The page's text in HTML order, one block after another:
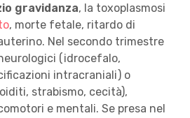
gravidanza, la toxoplasmosi
, morte fetale, ritardo di
Nel secondo trimestre
(idrocefalo,
intracraniali) o
strabismo, cecità),
e mentali. Se presa nel